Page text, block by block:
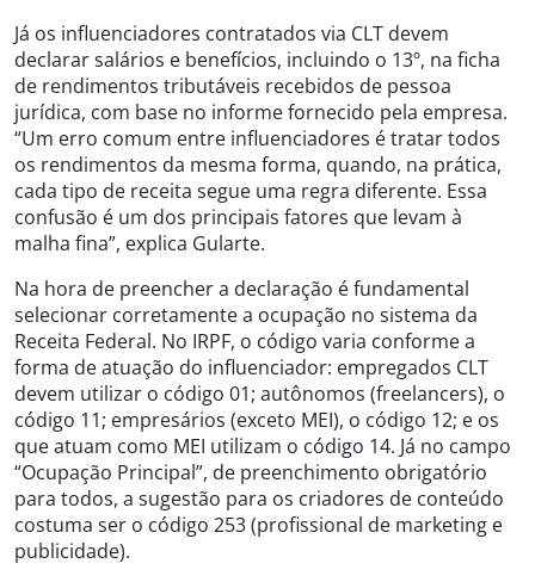
Já os influenciadores contratados via CLT devem
declarar salários e benefícios, incluindo o 13º, na ficha
de rendimentos tributáveis recebidos de pessoa
jurídica, com base no informe fornecido pela empresa.
“Um erro comum entre influenciadores é tratar todos
os rendimentos da mesma forma, quando, na prática,
cada tipo de receita segue uma regra diferente. Essa
confusão é um dos principais fatores que levam à
malha fina”, explica Gularte.
Na hora de preencher a declaração é fundamental
selecionar corretamente a ocupação no sistema da
Receita Federal. No IRPF, o código varia conforme a
forma de atuação do influenciador: empregados CLT
devem utilizar o código 01; autônomos (freelancers), o
código 11; empresários (exceto MEI), o código 12; e os
que atuam como MEI utilizam o código 14. Já no campo
“Ocupação Principal”, de preenchimento obrigatório
para todos, a sugestão para os criadores de conteúdo
costuma ser o código 253 (profissional de marketing e
publicidade).